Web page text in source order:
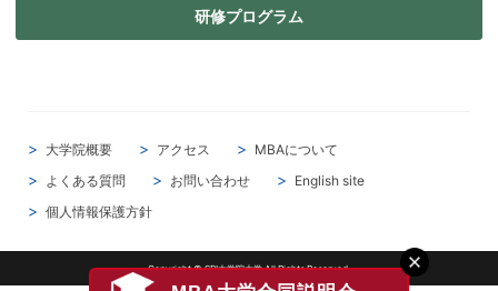
研修プログラム
大学院概要 アクセス
MBAについて
よくある質問
お問い合わせ
English site
個人情報保護方針
Copyright © SBI大学院大学 All Rights Reserved.